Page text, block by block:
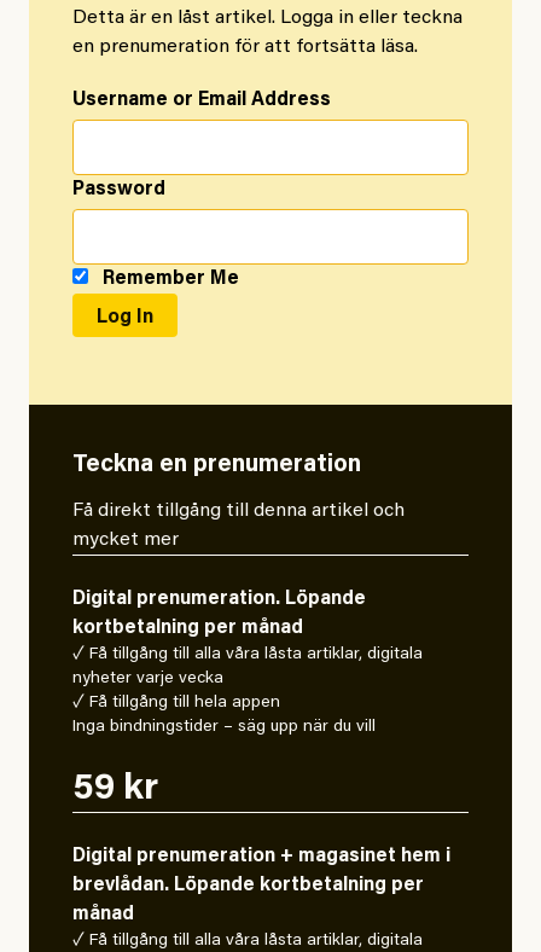
Detta är en låst artikel. Logga in eller teckna
en prenumeration för att fortsätta läsa.
Username or Email Address
Password
Remember Me
Teckna en prenumeration
Få direkt tillgång till denna artikel och
mycket mer
Digital prenumeration. Löpande
kortbetalning per månad
✓ Få tillgång till alla våra låsta artiklar, digitala
nyheter varje vecka
✓ Få tillgång till hela appen
Inga bindningstider – säg upp när du vill
59 kr
Digital prenumeration + magasinet hem i
brevlådan. Löpande kortbetalning per
månad
✓ Få tillgång till alla våra låsta artiklar, digitala